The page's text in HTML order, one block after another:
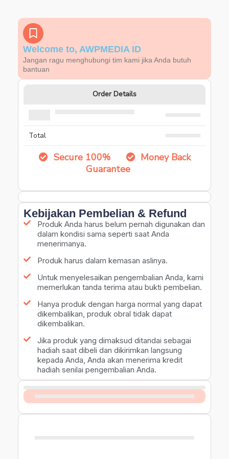
Welcome to, AWPMEDIA ID
Jangan ragu menghubungi tim kami jika Anda butuh
bantuan
Order Details
Total
Secure 100%
Money Back
Guarantee
Kebijakan Pembelian & Refund
Produk Anda harus belum pernah digunakan dan
dalam kondisi sama seperti saat Anda
menerimanya.
Produk harus dalam kemasan aslinya.
Untuk menyelesaikan pengembalian Anda, kami
memerlukan tanda terima atau bukti pembelian.
Hanya produk dengan harga normal yang dapat
dikembalikan, produk obral tidak dapat
dikembalikan.
Jika produk yang dimaksud ditandai sebagai
hadiah saat dibeli dan dikirimkan langsung
kepada Anda, Anda akan menerima kredit
hadiah senilai pengembalian Anda.